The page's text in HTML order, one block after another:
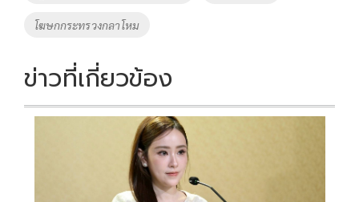
โฆษกกระทรวงกลาโหม
ข่าวที่เกี่ยวข้อง